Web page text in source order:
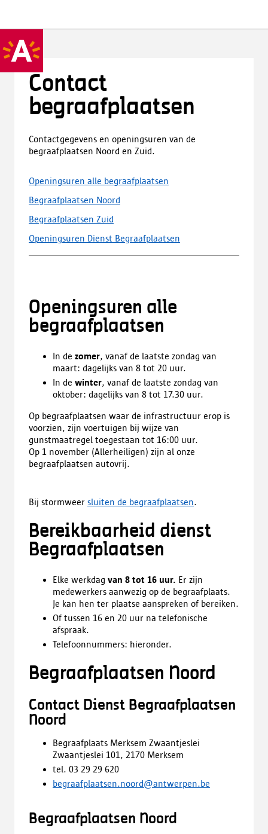
Contact
begraafplaatsen
Contactgegevens en openingsuren van de
begraafplaatsen Noord en Zuid.
Openingsuren alle begraafplaatsen
Begraafplaatsen Noord
Begraafplaatsen Zuid
Openingsuren Dienst Begraafplaatsen
Openingsuren alle
begraafplaatsen
In de zomer, vanaf de laatste zondag van
maart: dagelijks van 8 tot 20 uur.
In de winter, vanaf de laatste zondag van
oktober: dagelijks van 8 tot 17.30 uur.
Op begraafplaatsen waar de infrastructuur erop is
voorzien, zijn voertuigen bij wijze van
gunstmaatregel toegestaan tot 16:00 uur.
Op 1 november (Allerheiligen) zijn al onze
begraafplaatsen autovrij.
Bij stormweer sluiten de begraafplaatsen.
Bereikbaarheid dienst
Begraafplaatsen
Elke werkdag van 8 tot 16 uur. Er zijn
medewerkers aanwezig op de begraafplaats.
Je kan hen ter plaatse aanspreken of bereiken.
Of tussen 16 en 20 uur na telefonische
afspraak.
Telefoonnummers: hieronder.
Begraafplaatsen Noord
Contact Dienst Begraafplaatsen
Noord
Begraafplaats Merksem Zwaantjeslei
​Zwaantjeslei 101, 2170 Merksem
tel. 03 29 29 620
begraafplaatsen.noord@antwerpen.be
Begraafplaatsen Noord